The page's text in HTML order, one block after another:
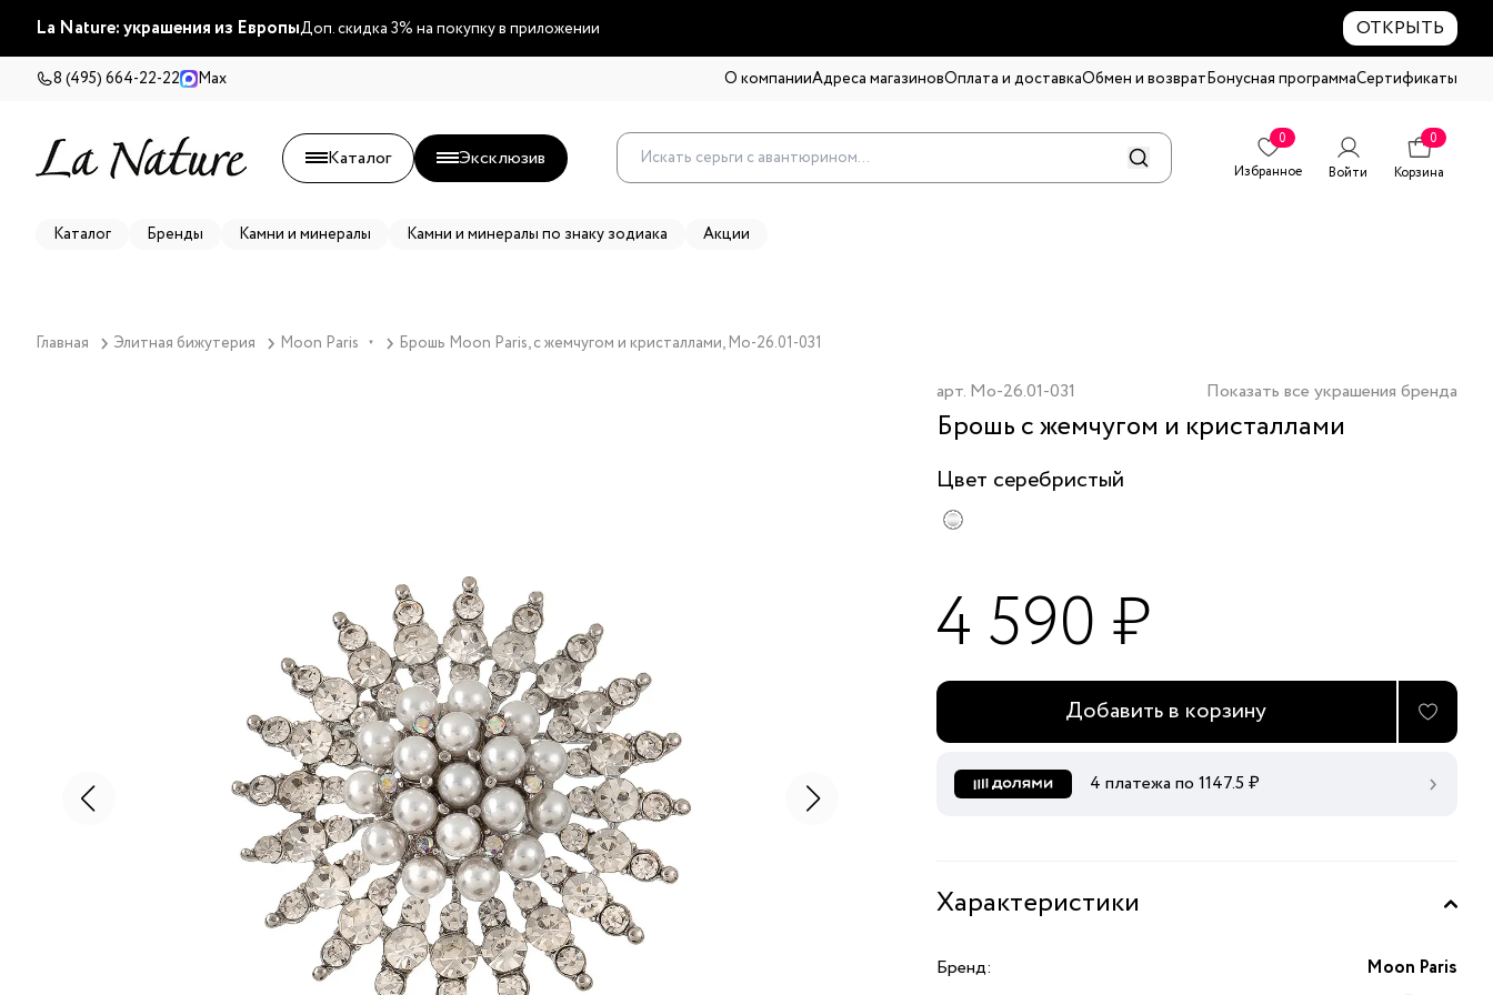
La Nature: украшения из ЕвропыДоп. скидка 3% на покупку в приложении ОТКРЫТЬ
8 (495) 664-22-22 Max О компанииАдреса магазиновОплата и доставкаОбмен и возвратБонусная программаСертификаты
Каталог Эксклюзив
0
Избранное
Войти
0
Корзина
Каталог Бренды Камни и минералы Камни и минералы по знаку зодиака Акции
Главная Элитная бижутерия Moon Paris ▼ Брошь Moon Paris, с жемчугом и кристаллами, Mo-26.01-031
арт. Mo-26.01-031 Показать все украшения бренда
Брошь с жемчугом и кристаллами
Цвет серебристый
4 590 ₽
Добавить в корзину
4 платежа по 1147.5 ₽
Характеристики
Бренд:
Moon Paris